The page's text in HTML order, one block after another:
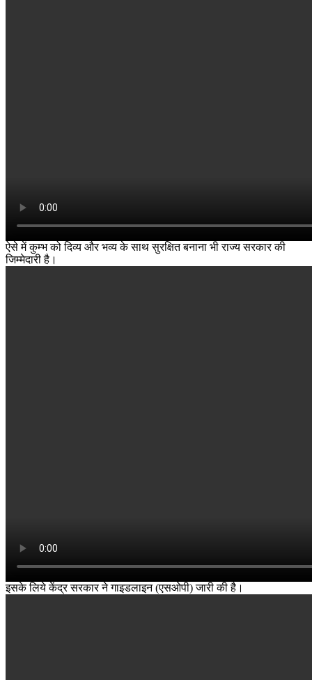
ऐसे में कुम्भ को दिव्य और भव्य के साथ सुरक्षित बनाना भी राज्य सरकार की
जिम्मेदारी है।
इसके लिये केंद्र सरकार ने गाइडलाइन (एसओपी) जारी की है।